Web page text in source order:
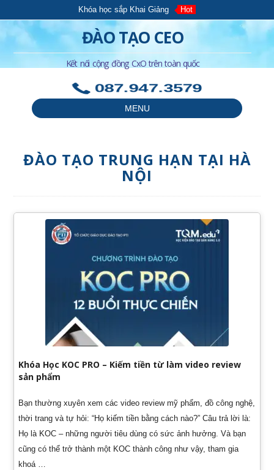
Khóa học sắp Khai Giảng Hot
ĐÀO TẠO CEO
Kết nối cộng đồng CxO trên toàn quốc
087.947.3579
MENU
ĐÀO TẠO TRUNG HẠN TẠI HÀ
NỘI
Khóa Học KOC PRO – Kiếm tiền từ làm video review
sản phẩm
Bạn thường xuyên xem các video review mỹ phẩm, đồ công nghệ,
thời trang và tự hỏi: “Họ kiếm tiền bằng cách nào?” Câu trả lời là:
Họ là KOC – những người tiêu dùng có sức ảnh hưởng. Và bạn
cũng có thể trở thành một KOC thành công như vậy, tham gia
khoá …